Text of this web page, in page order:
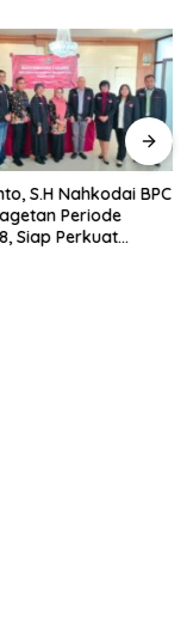
S.H Nahkodai BPC
Periode
Siap Perkuat